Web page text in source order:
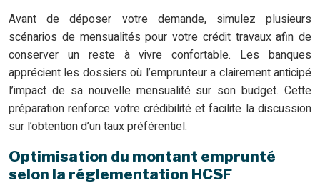
Avant de déposer votre demande, simulez plusieurs
scénarios de mensualités pour votre crédit travaux afin de
conserver un reste à vivre confortable. Les banques
apprécient les dossiers où l’emprunteur a clairement anticipé
l’impact de sa nouvelle mensualité sur son budget. Cette
préparation renforce votre crédibilité et facilite la discussion
sur l’obtention d’un taux préférentiel.
Optimisation du montant emprunté
selon la réglementation HCSF